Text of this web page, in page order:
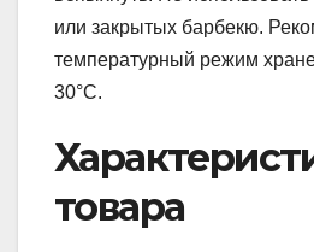
или закрытых барбекю.
температурный режим
30°С.
товара